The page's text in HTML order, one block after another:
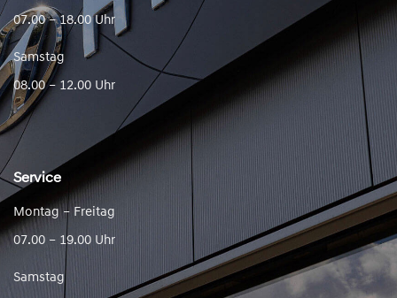
07.00 – 18.00 Uhr
Samstag
08.00 – 12.00 Uhr
Service
Montag – Freitag
07.00 – 19.00 Uhr
Samstag